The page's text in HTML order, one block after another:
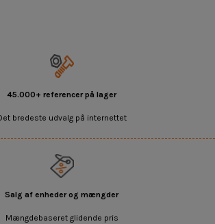
45.000+ referencer på lager
bredeste udvalg på internettet
Salg af enheder og mængder
Mængdebaseret glidende pris